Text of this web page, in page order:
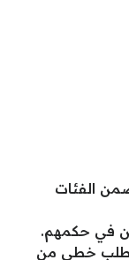
الفئات
في حكمهم.
طلب خطي من